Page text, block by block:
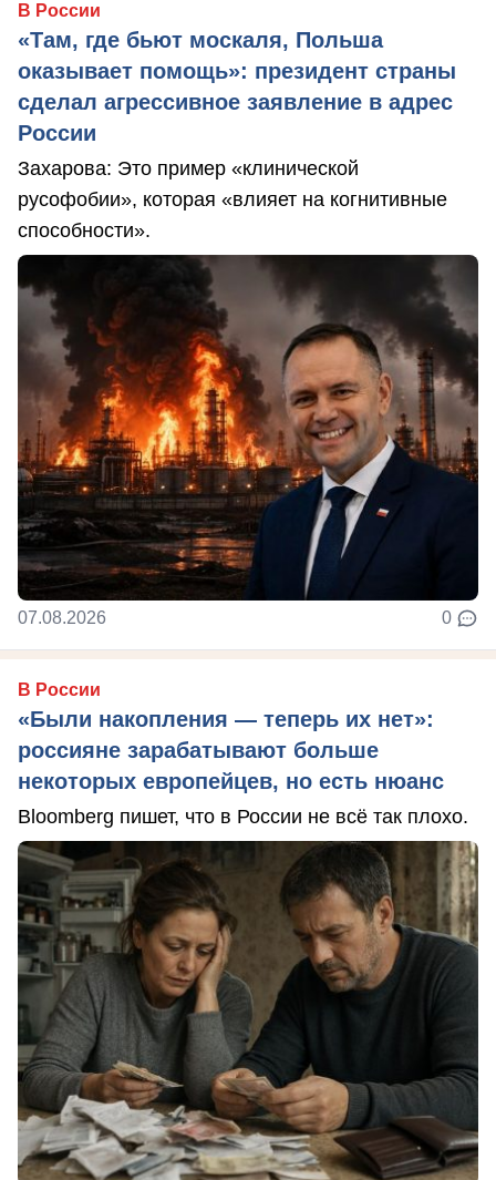
В России
«Там, где бьют москаля, Польша
оказывает помощь»: президент страны
сделал агрессивное заявление в адрес
России
Захарова: Это пример «клинической
русофобии», которая «влияет на когнитивные
способности».
07.08.2026 0
В России
«Были накопления — теперь их нет»:
россияне зарабатывают больше
некоторых европейцев, но есть нюанс
Bloomberg пишет, что в России не всё так плохо.